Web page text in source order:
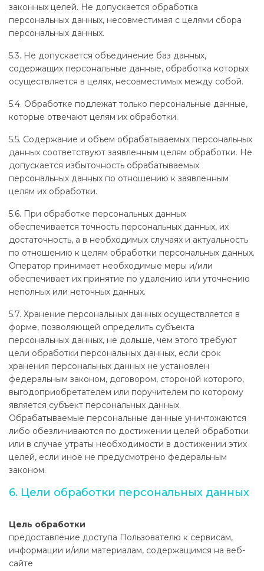
законных целей. Не допускается обработка
персональных данных, несовместимая с целями сбора
персональных данных.
5.3. Не допускается объединение баз данных,
содержащих персональные данные, обработка которых
осуществляется в целях, несовместимых между собой.
5.4. Обработке подлежат только персональные данные,
которые отвечают целям их обработки.
5.5. Содержание и объем обрабатываемых персональных
данных соответствуют заявленным целям обработки. Не
допускается избыточность обрабатываемых
персональных данных по отношению к заявленным
целям их обработки.
5.6. При обработке персональных данных
обеспечивается точность персональных данных, их
достаточность, а в необходимых случаях и актуальность
по отношению к целям обработки персональных данных.
Оператор принимает необходимые меры и/или
обеспечивает их принятие по удалению или уточнению
неполных или неточных данных.
5.7. Хранение персональных данных осуществляется в
форме, позволяющей определить субъекта
персональных данных, не дольше, чем этого требуют
цели обработки персональных данных, если срок
хранения персональных данных не установлен
федеральным законом, договором, стороной которого,
выгодоприобретателем или поручителем по которому
является субъект персональных данных.
Обрабатываемые персональные данные уничтожаются
либо обезличиваются по достижении целей обработки
или в случае утраты необходимости в достижении этих
целей, если иное не предусмотрено федеральным
законом.
6. Цели обработки персональных данных
Цель обработки
предоставление доступа Пользователю к сервисам,
информации и/или материалам, содержащимся на веб-
сайте